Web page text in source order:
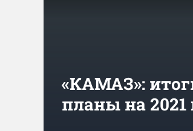
«КАМАЗ»:
планы на 2021